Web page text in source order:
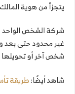
يتجزأ من هوية
شركة الشخص الواحد
غير محدود حتى بعد
شخص آخر أو تحويلها
شاهد أيضًا:طريقة